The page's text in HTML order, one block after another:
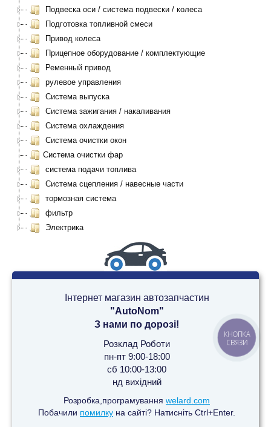
Подвеска оси / система подвески / колеса
Подготовка топливной смеси
Привод колеса
Прицепное оборудование / комплектующие
Ременный привод
рулевое управления
Система выпуска
Система зажигания / накаливания
Система охлаждения
Система очистки окон
Система очистки фар
система подачи топлива
Система сцепления / навесные части
тормозная система
фильтр
Электрика
Інтернет магазин автозапчастин
"AutoNom"
З нами по дорозі!
Розклад Роботи
пн-пт 9:00-18:00
сб 10:00-13:00
нд вихідний
Розробка,програмування welard.com
Побачили помилку на сайті? Натисніть Ctrl+Enter.
КНОПКА
СВЯЗИ